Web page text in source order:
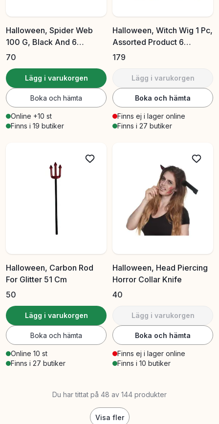
Halloween, Spider Web
100 G, Black And 6
Spiders
70
Lägg i varukorgen
Boka och hämta
Online +10 st
Finns i 19 butiker
Halloween, Witch Wig 1 Pc,
Assorted Product 6
Different Types
179
Lägg i varukorgen
Boka och hämta
Finns ej i lager online
Finns i 27 butiker
Halloween, Carbon Rod
For Glitter 51 Cm
50
Lägg i varukorgen
Boka och hämta
Online 10 st
Finns i 27 butiker
Halloween, Head Piercing
Horror Collar Knife
40
Lägg i varukorgen
Boka och hämta
Finns ej i lager online
Finns i 10 butiker
Du har tittat på 48 av 144 produkter
Visa fler